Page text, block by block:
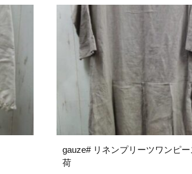
gauze# リネンプリーツワンピース 入
荷